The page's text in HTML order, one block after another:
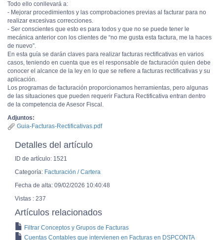
Todo ello conllevará a:
- Mejorar procedimientos y las comprobaciones previas al facturar para no
realizar excesivas correcciones.
- Ser conscientes que esto es para todos y que no se puede tener le
mecánica anterior con los clientes de “no me gusta esta factura, me la haces
de nuevo”.
En esta guía se darán claves para realizar facturas rectificativas en varios
casos, teniendo en cuenta que es el responsable de facturación quien debe
conocer el alcance de la ley en lo que se refiere a facturas rectificativas y su
aplicación.
Los programas de facturación proporcionamos herramientas, pero algunas
de las situaciones que pueden requerir Factura Rectificativa entran dentro
de la competencia de Asesor Fiscal.
Adjuntos:
Guia-Facturas-Rectificativas.pdf
Detalles del artículo
ID de artículo: 1521
Categoría: Facturación / Cartera
Fecha de alta: 09/02/2026 10:40:48
Vistas : 237
Artículos relacionados
Filtrar Conceptos y Grupos de Facturas
Cuentas Contables que intervienen en Facturas en DSPCONTA